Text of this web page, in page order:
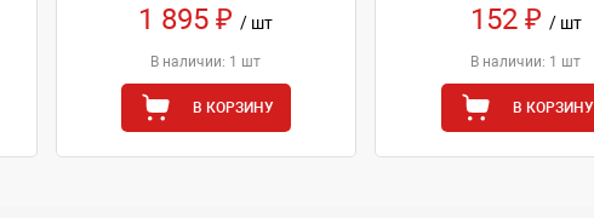
1 895 ₽/ шт
В наличии: 1 шт
В КОРЗИНУ
152 ₽ / шт
В наличии: 1 шт
В КОРЗИНУ